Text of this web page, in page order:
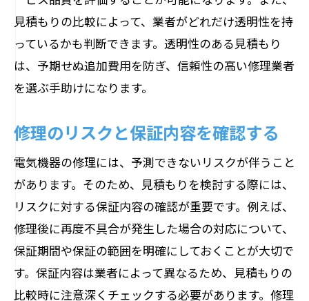
適切な見積もりを出すための準備
修理が必要な部品の確認と交換
緊急対応が必要な場合の対処法
診断結果に基づく修理計画の立案
お客様のニーズに応える電気機器修理サービ
スの見積もり
カスタマイズされた修理プランの提案
お客様のご要望に応じた柔軟な対応
見積もり段階での丁寧なヒアリング
修理の優先順位を考慮した提案
お客様目線での修理プランの提供
見積もりの比較によって、業者がどれだけ透明性を持
っているかも判断できます。透明性のある見積もり
は、予期せぬ追加費用を防ぎ、信頼性の高い修理業者
を選ぶ手助けになります。
修理のリスクと保証内容を確認する
電気機器の修理には、予測できないリスクが伴うこと
があります。そのため、見積もりを検討する際には、
リスクに対する保証内容の確認が重要です。例えば、
修理後に再度不具合が発生した場合の対応について、
保証期間や保証の範囲を明確にしておくことが大切で
す。保証内容は業者によって異なるため、見積もりの
比較時に注意深くチェックする必要があります。修理